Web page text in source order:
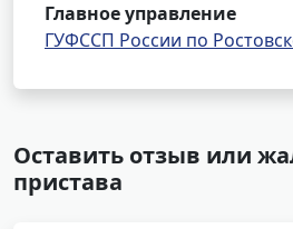
Главное управление
ГУФССП России по
Оставить отзыв или
пристава